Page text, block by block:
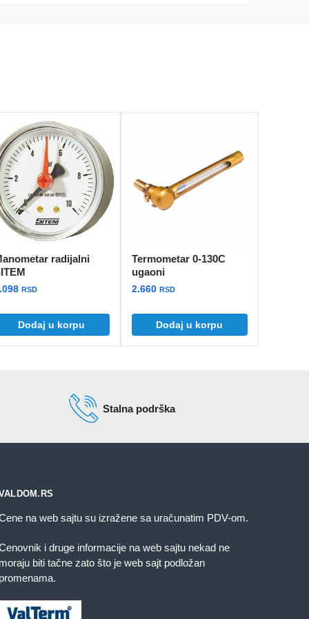
radijalni
RSD
Dodaj u korpu
Termometar 0-130C
ugaoni
2.660 RSD
Dodaj u korpu
Stalna podrška
na web sajtu su izražene sa uračunatim PDV-om.
i druge informacije na web sajtu nekad ne
biti tačne zato što je web sajt podložan